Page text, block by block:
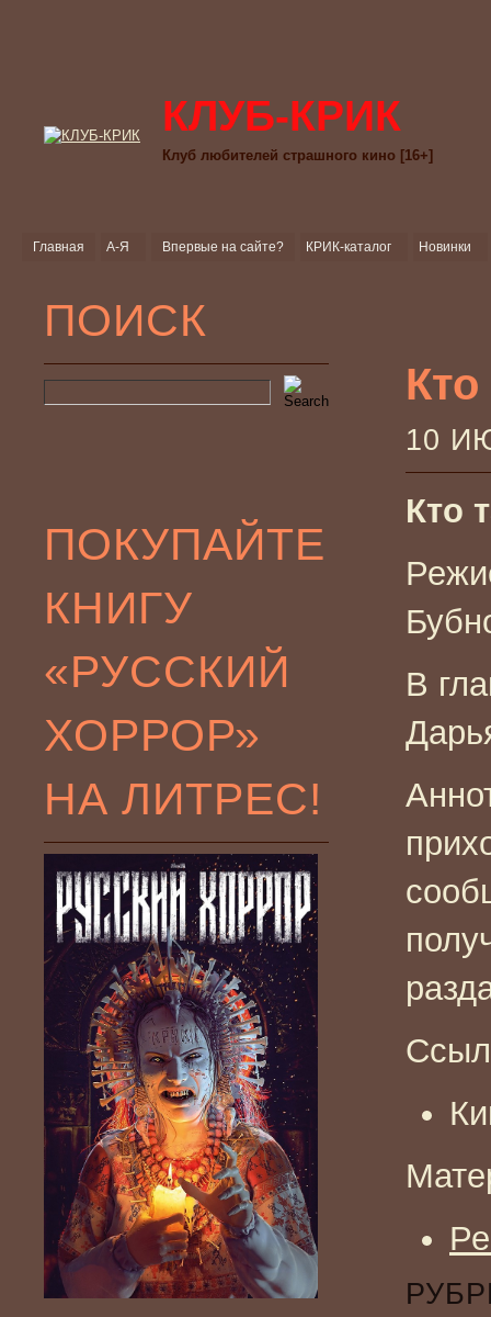
КЛУБ-КРИК
Клуб любителей страшного кино [16+]
Главная А-Я Впервые на сайте? КРИК-каталог Новинки
ПОИСК
ПОКУПАЙТЕ
КНИГУ
«РУССКИЙ
ХОРРОР»
НА ЛИТРЕС!
10
Кто
В